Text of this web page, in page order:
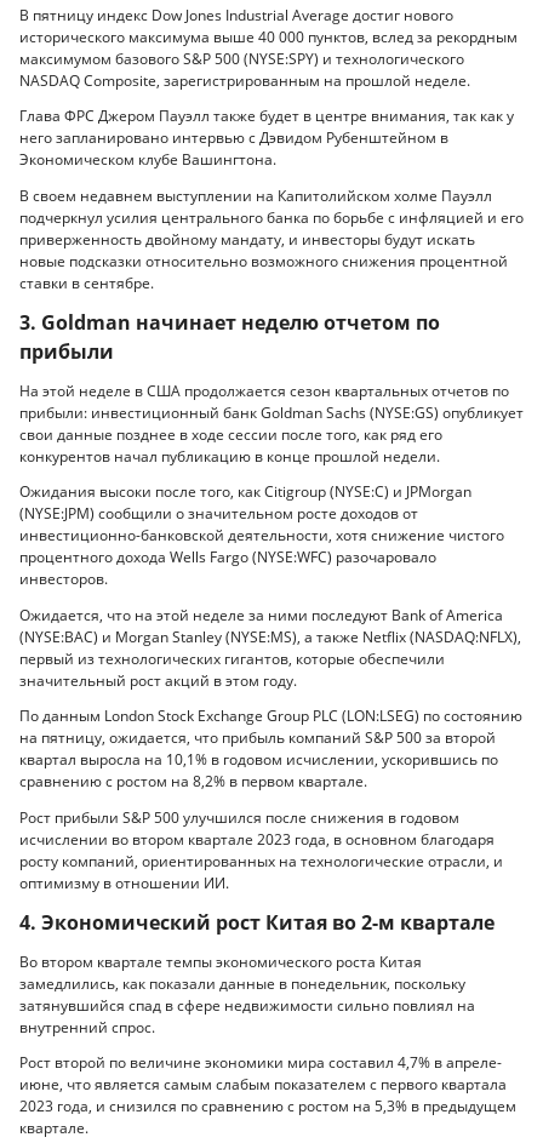
В пятницу индекс Dow Jones Industrial Average достиг нового
исторического максимума выше 40 000 пунктов, вслед за рекордным
максимумом базового S&P 500 (NYSE:SPY) и технологического
NASDAQ Composite, зарегистрированным на прошлой неделе.
Глава ФРС Джером Пауэлл также будет в центре внимания, так как у
него запланировано интервью с Дэвидом Рубенштейном в
Экономическом клубе Вашингтона.
В своем недавнем выступлении на Капитолийском холме Пауэлл
подчеркнул усилия центрального банка по борьбе с инфляцией и его
приверженность двойному мандату, и инвесторы будут искать
новые подсказки относительно возможного снижения процентной
ставки в сентябре.
3. Goldman начинает неделю отчетом по
прибыли
На этой неделе в США продолжается сезон квартальных отчетов по
прибыли: инвестиционный банк Goldman Sachs (NYSE:GS) опубликует
свои данные позднее в ходе сессии после того, как ряд его
конкурентов начал публикацию в конце прошлой недели.
Ожидания высоки после того, как Citigroup (NYSE:C) и JPMorgan
(NYSE:JPM) сообщили о значительном росте доходов от
инвестиционно-банковской деятельности, хотя снижение чистого
процентного дохода Wells Fargo (NYSE:WFC) разочаровало
инвесторов.
Ожидается, что на этой неделе за ними последуют Bank of America
(NYSE:BAC) и Morgan Stanley (NYSE:MS), а также Netflix (NASDAQ:NFLX),
первый из технологических гигантов, которые обеспечили
значительный рост акций в этом году.
По данным London Stock Exchange Group PLC (LON:LSEG) по состоянию
на пятницу, ожидается, что прибыль компаний S&P 500 за второй
квартал выросла на 10,1% в годовом исчислении, ускорившись по
сравнению с ростом на 8,2% в первом квартале.
Рост прибыли S&P 500 улучшился после снижения в годовом
исчислении во втором квартале 2023 года, в основном благодаря
росту компаний, ориентированных на технологические отрасли, и
оптимизму в отношении ИИ.
4. Экономический рост Китая во 2-м квартале
Во втором квартале темпы экономического роста Китая
замедлились, как показали данные в понедельник, поскольку
затянувшийся спад в сфере недвижимости сильно повлиял на
внутренний спрос.
Рост второй по величине экономики мира составил 4,7% в апреле-
июне, что является самым слабым показателем с первого квартала
2023 года, и снизился по сравнению с ростом на 5,3% в предыдущем
квартале.